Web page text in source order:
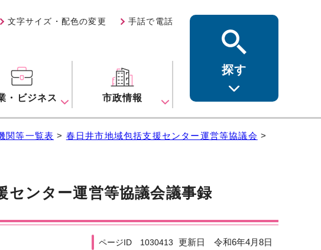
文字サイズ・配色の変更 手話で電話
・ビジネス 市政情報
探す
関等一覧表 > 春日井市地域包括支援センター運営等協議会 >
センター運営等協議会議事録
ページID 1030413 更新日 令和6年4月8日